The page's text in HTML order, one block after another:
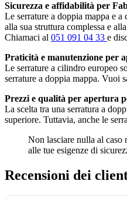
Sicurezza e affidabilità per
Le serrature a doppia mappa e
alla sua struttura complessa e
Chiamaci al 051 091 04 33 e
Praticità e manutenzione per
Le serrature a cilindro europeo
serrature a doppia mappa. Vuoi
Prezzi e qualità per apertura
La scelta tra una serratura a
superiore. Tuttavia, anche le
Non lasciare nulla al caso
alle tue esigenze di
Recensioni dei